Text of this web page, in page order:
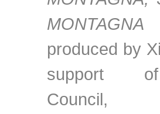
produced by
support